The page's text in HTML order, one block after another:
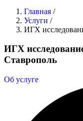
Главная /
Услуги /
ИГХ
ИГХ
Ставрополь
Об услуге